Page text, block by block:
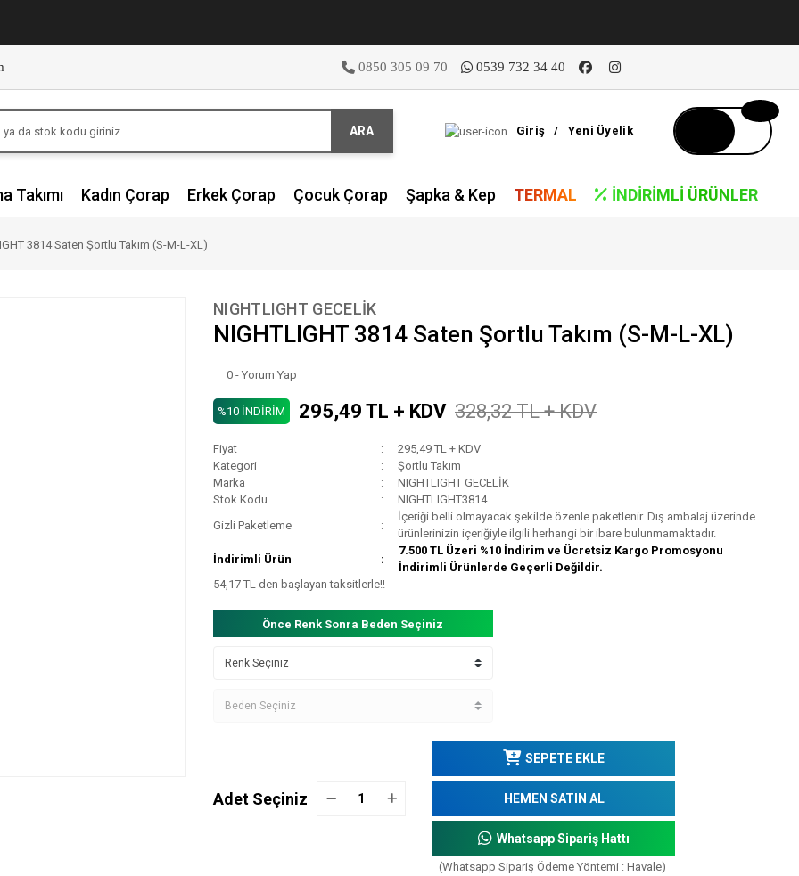
0850 305 09 70 0539 732 34 40
ARA Giriş / Yeni Üyelik
Takımı Kadın Çorap Erkek Çorap Çocuk Çorap Şapka & Kep TERMAL İNDIRIMLI ÜRÜNLER
3814 Saten Şortlu Takım (S-M-L-XL)
NIGHTLIGHT GECELİK
NIGHTLIGHT 3814 Saten Şortlu Takım (S-M-L-XL)
0 - Yorum Yap
%10 İNDİRİM 295,49 TL + KDV 328,32 TL + KDV
Fiyat
295,49 TL + KDV
Kategori
Şortlu Takım
Marka
NIGHTLIGHT GECELİK
Stok Kodu
NIGHTLIGHT3814
Gizli Paketleme
İçeriği belli olmayacak şekilde özenle paketlenir. Dış ambalaj üzerinde
ürünlerinizin içeriğiyle ilgili herhangi bir ibare bulunmamaktadır.
İndirimli Ürün
7.500 TL Üzeri %10 İndirim ve Ücretsiz Kargo Promosyonu
İndirimli Ürünlerde Geçerli Değildir.
54,17 TL den başlayan taksitlerle!!
Önce Renk Sonra Beden Seçiniz
Adet Seçiniz
SEPETE EKLE
HEMEN SATIN AL
Whatsapp Sipariş Hattı
(Whatsapp Sipariş Ödeme Yöntemi : Havale)